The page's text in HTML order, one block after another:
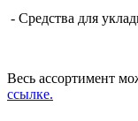
- Средства для
Весь ассортимент
ссылке.